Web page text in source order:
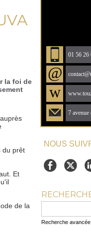
la foi de
du prêt
Et
de la
01 56 26
@
w
7 avenue
NOUS
Recherche avancée